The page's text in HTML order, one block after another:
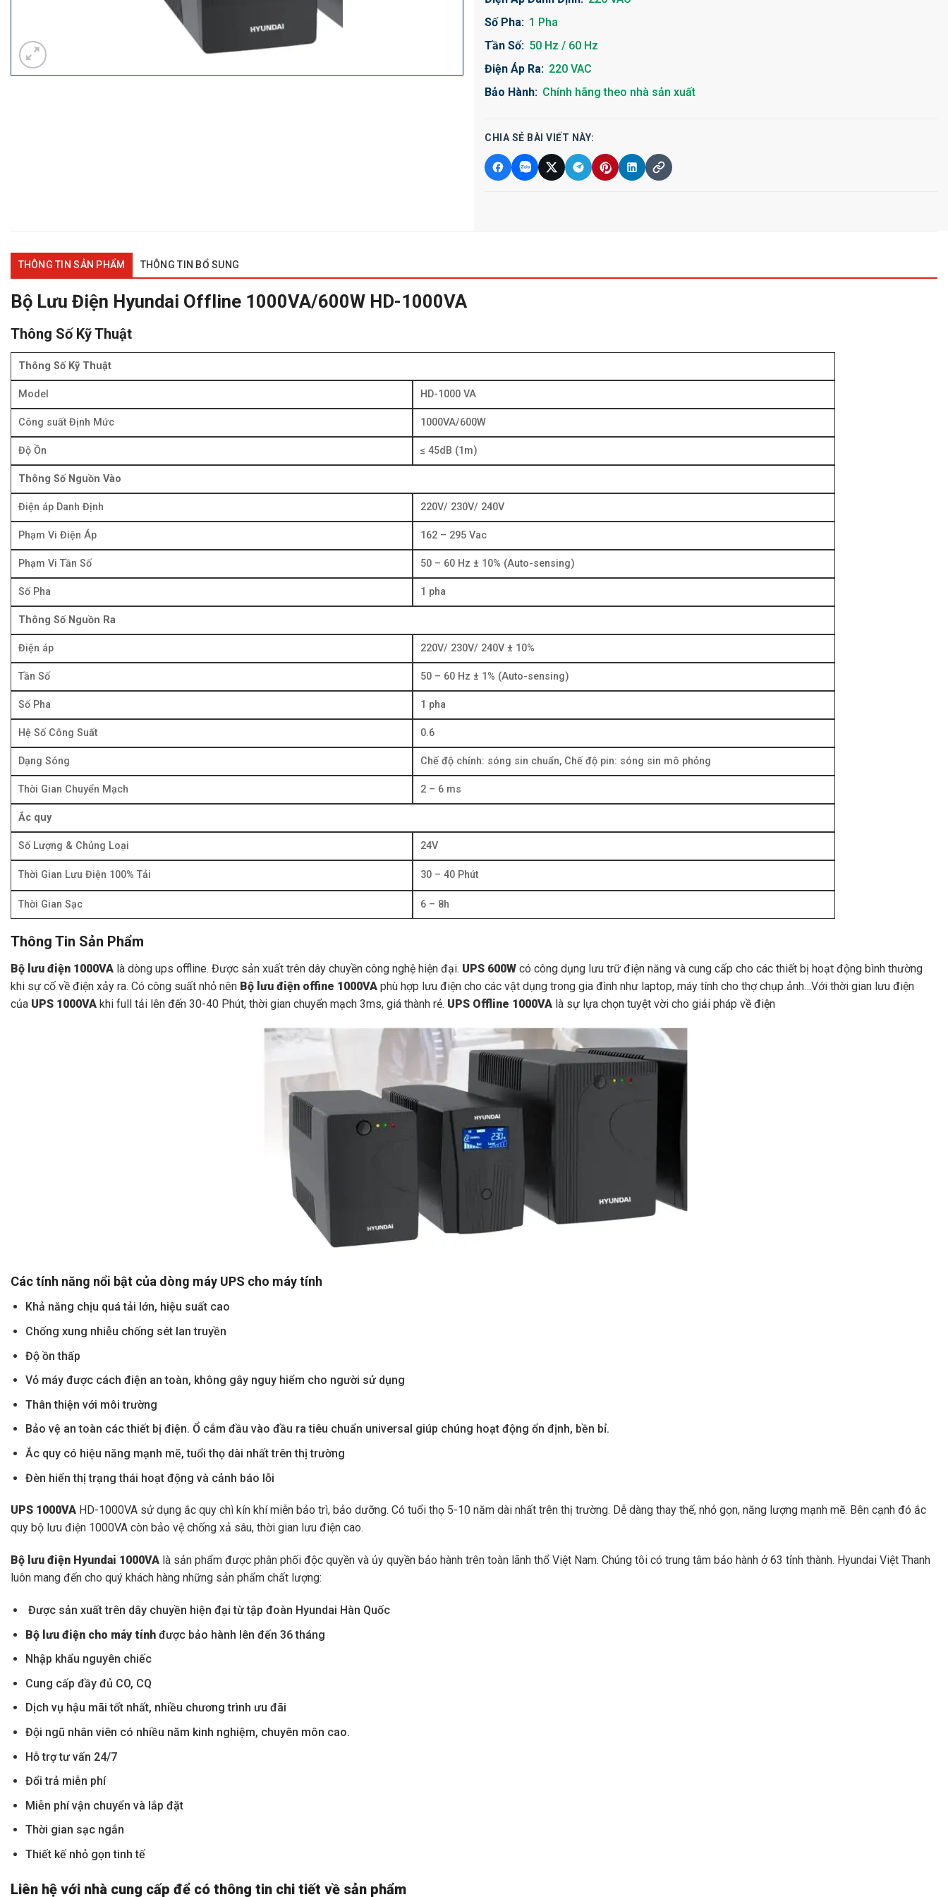
Số Pha: 1 Pha
Tần Số: 50 Hz / 60 Hz
Điện Áp Ra: 220 VAC
Bảo Hành: Chính hãng theo nhà sản xuất
CHIA SẺ BÀI VIẾT NÀY:
THÔNG TIN SẢN PHẨM THÔNG TIN BỔ SUNG
Bộ Lưu Điện Hyundai Offline 1000VA/600W HD-1000VA
Thông Số Kỹ Thuật
Thông Số Kỹ Thuật
Model HD-1000 VA
Công suất Định Mức 1000VA/600W
Độ Ồn ≤ 45dB (1m)
Thông Số Nguồn Vào
Điện áp Danh Định 220V/ 230V/ 240V
Phạm Vi Điện Áp 162 – 295 Vac
Phạm Vi Tần Số 50 – 60 Hz ± 10% (Auto-sensing)
Số Pha 1 pha
Thông Số Nguồn Ra
Điện áp 220V/ 230V/ 240V ± 10%
Tần Số 50 – 60 Hz ± 1% (Auto-sensing)
Số Pha 1 pha
Hệ Số Công Suất 0.6
Dạng Sóng Chế độ chính: sóng sin chuẩn, Chế độ pin: sóng sin mô phỏng
Thời Gian Chuyển Mạch 2 – 6 ms
Ắc quy
Số Lượng & Chủng Loại 24V
Thời Gian Lưu Điện 100% Tải 30 – 40 Phút
Thời Gian Sạc 6 – 8h
Thông Tin Sản Phẩm
Bộ lưu điện 1000VA là dòng ups offline. Được sản xuất trên dây chuyền công nghệ hiện đại. UPS 600W có công dụng lưu trữ điện năng và cung cấp cho các thiết bị hoạt động bình thường
khi sự cố về điện xảy ra. Có công suất nhỏ nên Bộ lưu điện offine 1000VA phù hợp lưu điện cho các vật dụng trong gia đình như laptop, máy tính cho thợ chụp ảnh…Với thời gian lưu điện
của UPS 1000VA khi full tải lên đến 30-40 Phút, thời gian chuyển mạch 3ms, giá thành rẻ. UPS Offline 1000VA là sự lựa chọn tuyệt vời cho giải pháp về điện
Các tính năng nổi bật của dòng máy UPS cho máy tính
Khả năng chịu quá tải lớn, hiệu suất cao
Chống xung nhiễu chống sét lan truyền
Độ ồn thấp
Vỏ máy được cách điện an toàn, không gây nguy hiểm cho người sử dụng
Thân thiện với môi trường
Bảo vệ an toàn các thiết bị điện. Ổ cắm đầu vào đầu ra tiêu chuẩn universal giúp chúng hoạt động ổn định, bền bỉ.
Ắc quy có hiệu năng mạnh mẽ, tuổi thọ dài nhất trên thị trường
Đèn hiển thị trạng thái hoạt động và cảnh báo lỗi
UPS 1000VA HD-1000VA sử dụng ắc quy chì kín khí miễn bảo trì, bảo dưỡng. Có tuổi thọ 5-10 năm dài nhất trên thị trường. Dễ dàng thay thế, nhỏ gọn, năng lượng mạnh mẽ. Bên cạnh đó ắc
quy bộ lưu điện 1000VA còn bảo vệ chống xả sâu, thời gian lưu điện cao.
Bộ lưu điện Hyundai 1000VA là sản phẩm được phân phối độc quyền và ủy quyền bảo hành trên toàn lãnh thổ Việt Nam. Chúng tôi có trung tâm bảo hành ở 63 tỉnh thành. Hyundai Việt Thanh
luôn mang đến cho quý khách hàng những sản phẩm chất lượng:
Được sản xuất trên dây chuyền hiện đại từ tập đoàn Hyundai Hàn Quốc
Bộ lưu điện cho máy tính được bảo hành lên đến 36 tháng
Nhập khẩu nguyên chiếc
Cung cấp đầy đủ CO, CQ
Dịch vụ hậu mãi tốt nhất, nhiều chương trình ưu đãi
Đội ngũ nhân viên có nhiều năm kinh nghiệm, chuyên môn cao.
Hỗ trợ tư vấn 24/7
Đổi trả miễn phí
Miễn phí vận chuyển và lắp đặt
Thời gian sạc ngắn
Thiết kế nhỏ gọn tinh tế
Liên hệ với nhà cung cấp để có thông tin chi tiết về sản phẩm